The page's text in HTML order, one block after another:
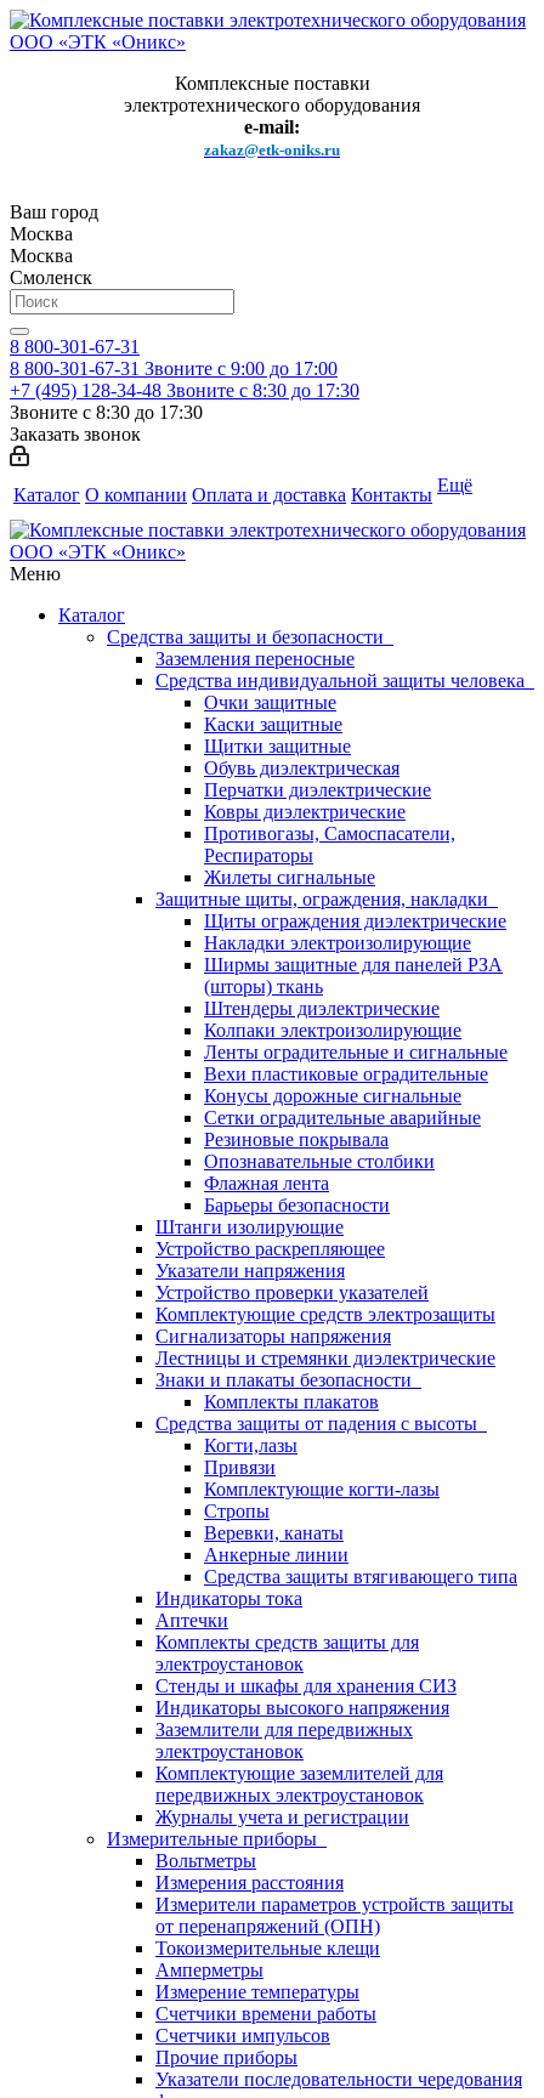
Комплексные поставки
электротехнического оборудования
e-mail:
zakaz@etk-oniks.ru
Ваш город
Москва
Москва
Смоленск
8 800-301-67-31
8 800-301-67-31 Звоните с 9:00 до 17:00
+7 (495) 128-34-48 Звоните с 8:30 до 17:30
Звоните с 8:30 до 17:30
Заказать звонок
Каталог О компании Оплата и доставка Контакты Ещё
Меню
Каталог
Средства защиты и безопасности
Заземления переносные
Средства индивидуальной защиты человека
Очки защитные
Каски защитные
Щитки защитные
Обувь диэлектрическая
Перчатки диэлектрические
Ковры диэлектрические
Противогазы, Самоспасатели,
Респираторы
Жилеты сигнальные
Защитные щиты, ограждения, накладки
Щиты ограждения диэлектрические
Накладки электроизолирующие
Ширмы защитные для панелей РЗА
(шторы) ткань
Штендеры диэлектрические
Колпаки электроизолирующие
Ленты оградительные и сигнальные
Вехи пластиковые оградительные
Конусы дорожные сигнальные
Сетки оградительные аварийные
Резиновые покрывала
Опознавательные столбики
Флажная лента
Барьеры безопасности
Штанги изолирующие
Устройство раскрепляющее
Указатели напряжения
Устройство проверки указателей
Комплектующие средств электрозащиты
Сигнализаторы напряжения
Лестницы и стремянки диэлектрические
Знаки и плакаты безопасности
Комплекты плакатов
Средства защиты от падения с высоты
Когти,лазы
Привязи
Комплектующие когти-лазы
Стропы
Веревки, канаты
Анкерные линии
Средства защиты втягивающего типа
Индикаторы тока
Аптечки
Комплекты средств защиты для
электроустановок
Стенды и шкафы для хранения СИЗ
Индикаторы высокого напряжения
Заземлители для передвижных
электроустановок
Комплектующие заземлителей для
передвижных электроустановок
Журналы учета и регистрации
Измерительные приборы
Вольтметры
Измерения расстояния
Измерители параметров устройств защиты
от перенапряжений (ОПН)
Токоизмерительные клещи
Амперметры
Измерение температуры
Счетчики времени работы
Счетчики импульсов
Прочие приборы
Указатели последовательности чередования